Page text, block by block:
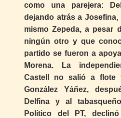
como una parejera:
dejando atrás a Josefina,
mismo Zepeda, a pesar
ningún otro y que
partido se fueron a
Morena. La
Castell no salió a flote
González Yáñez,
Delfina y al
Político del PT,